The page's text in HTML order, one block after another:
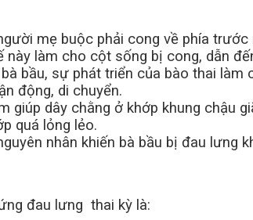
mẹ buộc phải cong về phía trước
làm cho cột sống bị cong, dẫn
bầu, sự phát triển của bào thai làm
động, di chuyển.
dây chằng ở khớp khung chậu
quá lỏng lẻo.
nhân khiến bà bầu bị đau lưng
đau lưng thai kỳ là: